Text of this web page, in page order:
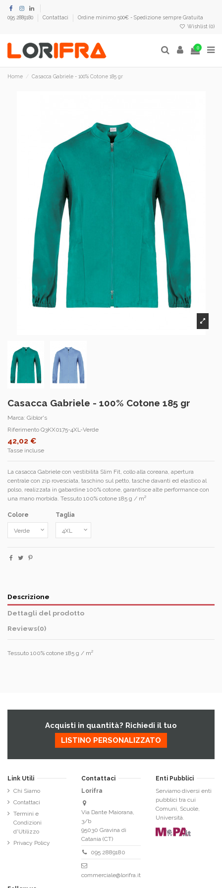
095 2889180 Contattaci
Ordine minimo 500€ - Spedizione sempre Gratuita
Wishlist (0)
0
Home Casacca Gabriele - 100% Cotone 185 gr
Casacca Gabriele - 100% Cotone 185 gr
Marca: Giblor's
Riferimento Q3KX0175-4XL-Verde
42,02 €
Tasse incluse
La casacca Gabriele con vestibilità Slim Fit, collo alla coreana, apertura
centrale con zip rovesciata, taschino sul petto, tasche davanti ed elastico al
polso, realizzata in gabardine 100% cotone, garantisce alte performance con
una mano morbida. Tessuto 100% cotone 185 g / m²
Colore Taglia
Descrizione
Dettagli del prodotto
Reviews(0)
Tessuto 100% cotone 185 g / m²
Acquisti in quantità? Richiedi il tuo
LISTINO PERSONALIZZATO
Link Utili
Chi Siamo
Contattaci
Termini e
Condizioni
d'Utilizzo
Privacy Policy
Contattaci
Lorifra
Via Dante Maiorana,
3/b
95030 Gravina di
Catania (CT)
095 2889180
commerciale@lorifra.it
Enti Pubblici
Serviamo diversi enti
pubblici tra cui
Comuni, Scuole,
Università.